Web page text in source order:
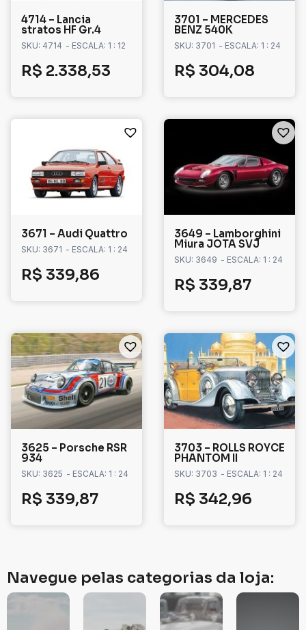
4714 – Lancia
stratos HF Gr.4
SKU: 4714 - ESCALA: 1 : 12
R$ 2.338,53
3701 – MERCEDES
BENZ 540K
SKU: 3701 - ESCALA: 1 : 24
R$ 304,08
3671 – Audi Quattro
SKU: 3671 - ESCALA: 1 : 24
R$ 339,86
3649 – Lamborghini
Miura JOTA SVJ
SKU: 3649 - ESCALA: 1 : 24
R$ 339,87
3625 – Porsche RSR
934
SKU: 3625 - ESCALA: 1 : 24
R$ 339,87
3703 – ROLLS ROYCE
PHANTOM II
SKU: 3703 - ESCALA: 1 : 24
R$ 342,96
Navegue pelas categorias da loja: